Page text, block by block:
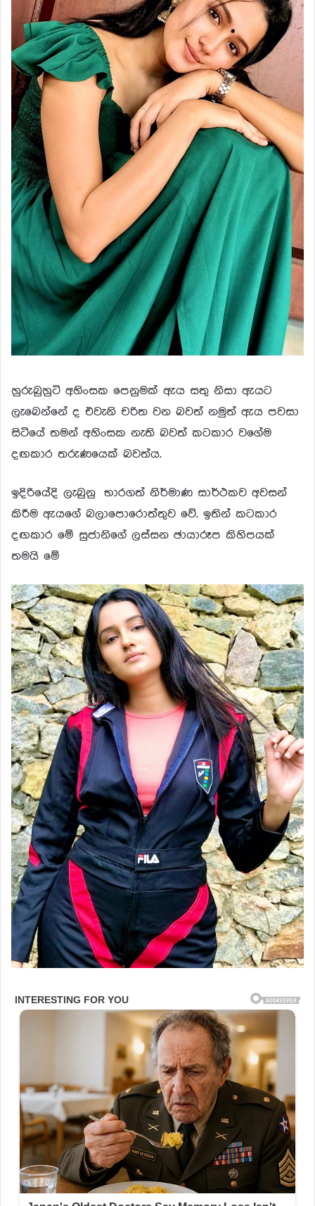
හුරුබුහුටි අහිංසක පෙනුමක් ඇය සතු නිසා ඇයට
ලැබෙන්නේ ද එවැනි චරිත වන බවත් නමුත් ඇය පවසා
සිටියේ තමන් අහිංසක නැති බවත් කටකාර වගේම
දඟකාර තරුණයෙක් බවත්ය.
ඉදිරියේදි ලැබුනු භාරගත් ‍නිර්මාණ සාර්ථකව අවසන්
කිරීම ඇයගේ බලාපොරොත්තුව වේ. ඉතින් කටකාර
දඟකාර මේ සුජානිගේ ලස්සන ඡායාරූප කිහිපයක්
තමයි මේ